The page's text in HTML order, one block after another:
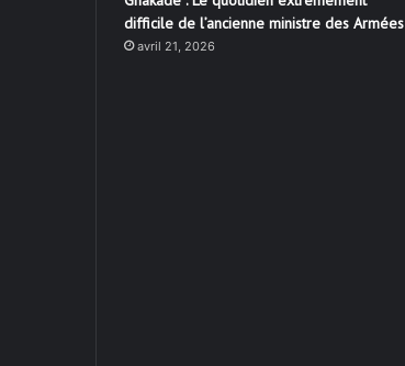
difficile de l’ancienne ministre des Armées
avril 21, 2026